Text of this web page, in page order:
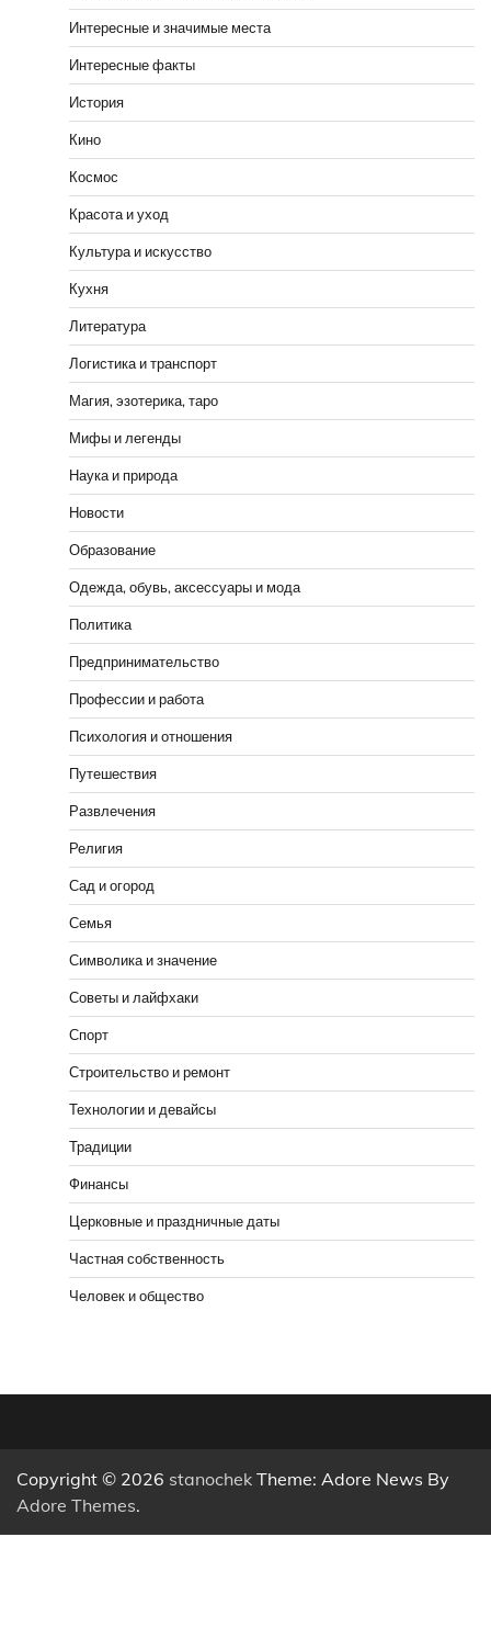
Интересные и значимые места
Интересные факты
История
Кино
Космос
Красота и уход
Культура и искусство
Кухня
Литература
Логистика и транспорт
Магия, эзотерика, таро
Мифы и легенды
Наука и природа
Новости
Образование
Одежда, обувь, аксессуары и мода
Политика
Предпринимательство
Профессии и работа
Психология и отношения
Путешествия
Развлечения
Религия
Сад и огород
Семья
Символика и значение
Советы и лайфхаки
Спорт
Строительство и ремонт
Технологии и девайсы
Традиции
Финансы
Церковные и праздничные даты
Частная собственность
Человек и общество
Copyright © 2026 stanochek Theme: Adore News By
Adore Themes.